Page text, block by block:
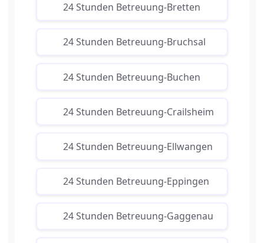
24 Stunden Betreuung-Bretten
24 Stunden Betreuung-Bruchsal
24 Stunden Betreuung-Buchen
24 Stunden Betreuung-Crailsheim
24 Stunden Betreuung-Ellwangen
24 Stunden Betreuung-Eppingen
24 Stunden Betreuung-Gaggenau